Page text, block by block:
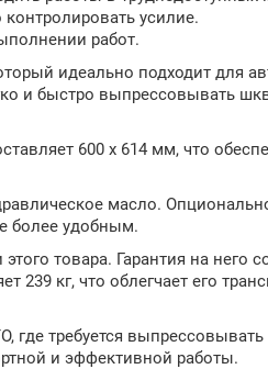
усилие.
работ.
идеально подходит для
и быстро выпрессовывать
600 х 614 мм, что
масло.
более удобным.
товара. Гарантия на него
кг, что облегчает его
где требуется
и эффективной работы.